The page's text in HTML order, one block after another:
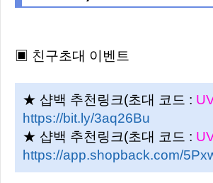
▣ 친구초대 이벤트
★ 샵백 추천링크(초대 코드 :
https://bit.ly/3aq26Bu
★ 샵백 추천링크(초대 코드 :
https://app.shopback.com/